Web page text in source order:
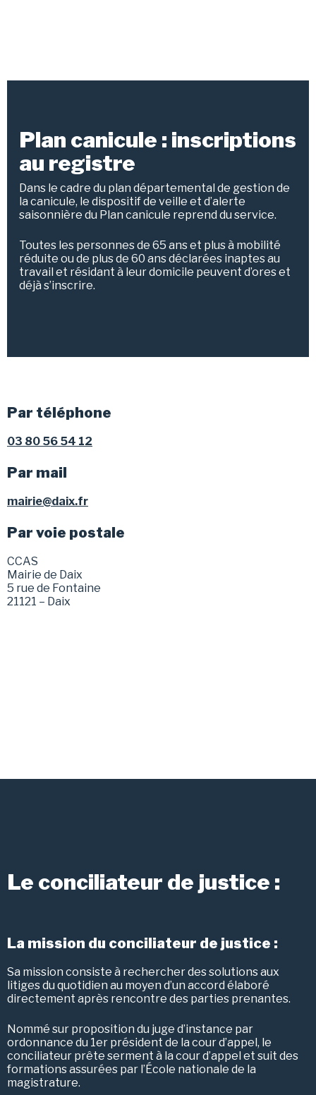
Plan canicule : inscriptions
au registre
Dans le cadre du plan départemental de gestion de
la canicule, le dispositif de veille et d’alerte
saisonnière du Plan canicule reprend du service.
Toutes les personnes de 65 ans et plus à mobilité
réduite ou de plus de 60 ans déclarées inaptes au
travail et résidant à leur domicile peuvent d’ores et
déjà s’inscrire.
Par téléphone
03 80 56 54 12
Par mail
mairie@daix.fr
Par voie postale
CCAS
Mairie de Daix
5 rue de Fontaine
21121 – Daix
Le conciliateur de justice :
La mission du conciliateur de justice :
Sa mission consiste à rechercher des solutions aux
litiges du quotidien au moyen d’un accord élaboré
directement après rencontre des parties prenantes.
Nommé sur proposition du juge d’instance par
ordonnance du 1er président de la cour d’appel, le
conciliateur prête serment à la cour d’appel et suit des
formations assurées par l’École nationale de la
magistrature.